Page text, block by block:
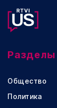
Разделы
Общество
Политика